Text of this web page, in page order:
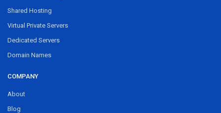
Shared Hosting
Virtual Private Servers
Dedicated Servers
Domain Names
COMPANY
About
Blog